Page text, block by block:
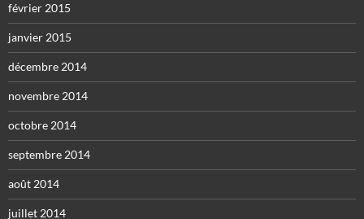
février 2015
janvier 2015
décembre 2014
novembre 2014
octobre 2014
septembre 2014
août 2014
juillet 2014